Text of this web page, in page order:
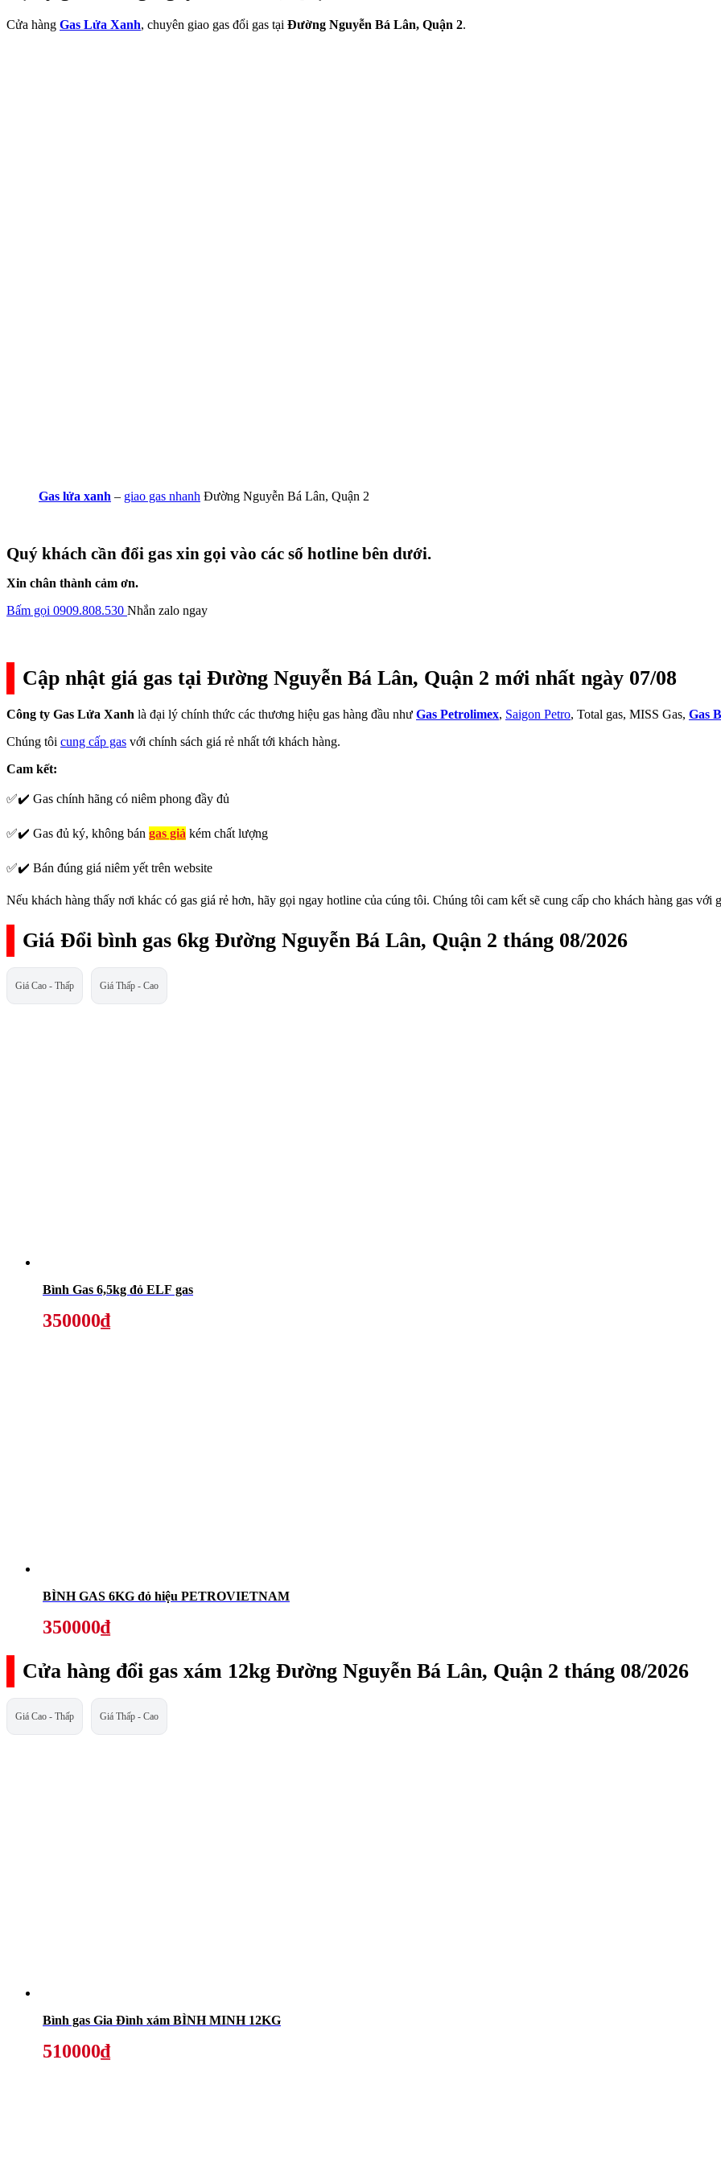
Cửa hàng Gas Lửa Xanh, chuyên giao gas đổi gas tại Đường Nguyễn Bá Lân, Quận 2.
Gas lửa xanh – giao gas nhanh Đường Nguyễn Bá Lân, Quận 2
Quý khách cần đổi gas xin gọi vào các số hotline bên dưới.
Xin chân thành cảm ơn.
Bấm gọi 0909.808.530 Nhắn zalo ngay
Cập nhật giá gas tại Đường Nguyễn Bá Lân, Quận 2 mới nhất ngày 07/08
Công ty Gas Lửa Xanh là đại lý chính thức các thương hiệu gas hàng đầu như Gas Petrolimex, Saigon Petro, Total gas, MISS Gas, Gas
Chúng tôi cung cấp gas với chính sách giá rẻ nhất tới khách hàng.
Cam kết:
✅✔️ Gas chính hãng có niêm phong đầy đủ
✅✔️ Gas đủ ký, không bán gas giả kém chất lượng
✅✔️ Bán đúng giá niêm yết trên website
Nếu khách hàng thấy nơi khác có gas giá rẻ hơn, hãy gọi ngay hotline của cúng tôi. Chúng tôi cam kết sẽ cung cấp cho khách hàng gas với
Giá Đổi bình gas 6kg Đường Nguyễn Bá Lân, Quận 2 tháng 08/2026
Giá Cao - Thấp Giá Thấp - Cao
Bình Gas 6,5kg đỏ ELF gas
350000₫
BÌNH GAS 6KG đỏ hiệu PETROVIETNAM
350000₫
Cửa hàng đổi gas xám 12kg Đường Nguyễn Bá Lân, Quận 2 tháng 08/2026
Giá Cao - Thấp Giá Thấp - Cao
Bình gas Gia Đình xám BÌNH MINH 12KG
510000₫